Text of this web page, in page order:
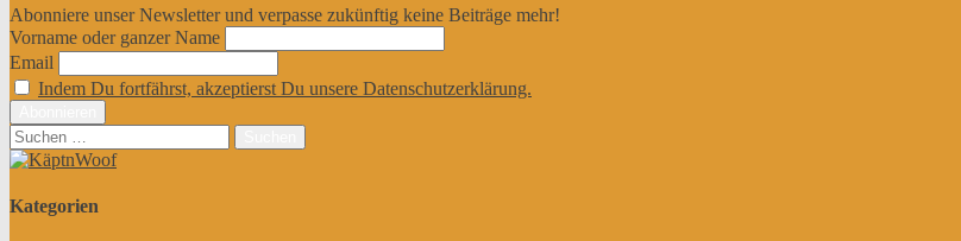
Abonniere unser Newsletter und verpasse zukünftig keine Beiträge mehr!
Vorname oder ganzer Name
Email
Indem Du fortfährst, akzeptierst Du unsere Datenschutzerklärung.
Suchen
nach:
Kategorien